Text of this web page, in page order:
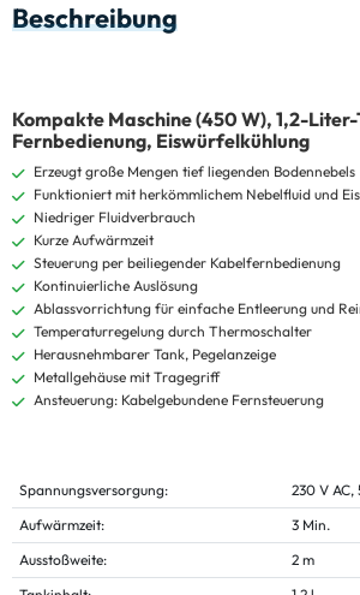
Beschreibung
Kompakte Maschine (450 W), 1,2-
Fernbedienung, Eiswürfelkühlung
Erzeugt große Mengen tief liegenden Bodennebels
Funktioniert mit herkömmlichem Nebelfluid und
Niedriger Fluidverbrauch
Kurze Aufwärmzeit
Steuerung per beiliegender Kabelfernbedienung
Kontinuierliche Auslösung
Ablassvorrichtung für einfache Entleerung und
Temperaturregelung durch Thermoschalter
Herausnehmbarer Tank, Pegelanzeige
Metallgehäuse mit Tragegriff
Ansteuerung: Kabelgebundene Fernsteuerung
Spannungsversorgung:
230 V AC,
Aufwärmzeit:
3 Min.
Ausstoßweite:
2 m